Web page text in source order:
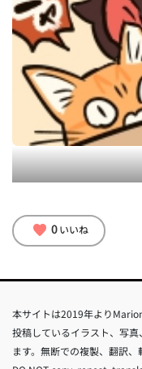
favorite 0 いいね
本サイトは2019年より
投稿しているイラスト、写
ます。無断での複製、翻訳、